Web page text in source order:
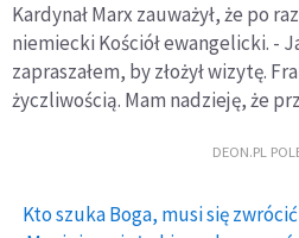
Kardynał Marx zauważył, że po
niemiecki Kościół ewangelicki. -
zapraszałem, by złożył wizytę.
życzliwością. Mam nadzieję, że
DEON.PL
Kto szuka Boga, musi się